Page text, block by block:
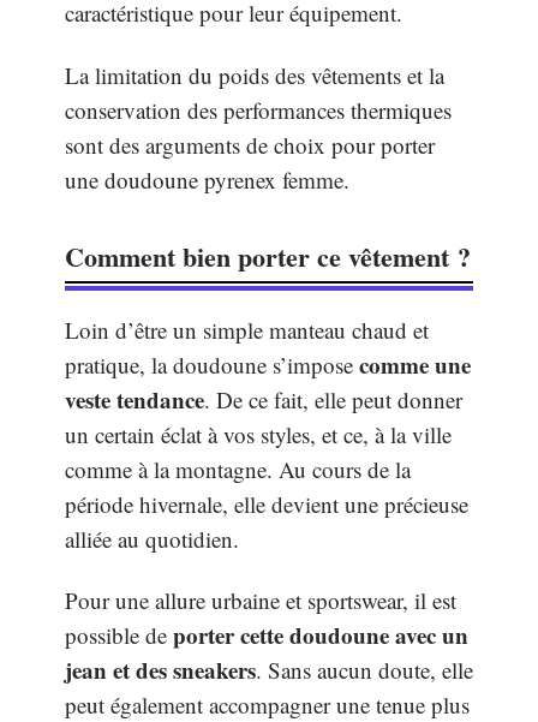
caractéristique pour leur équipement.
La limitation du poids des vêtements et la
conservation des performances thermiques
sont des arguments de choix pour porter
une doudoune pyrenex femme.
Comment bien porter ce vêtement ?
Loin d’être un simple manteau chaud et
pratique, la doudoune s’impose comme une
veste tendance. De ce fait, elle peut donner
un certain éclat à vos styles, et ce, à la ville
comme à la montagne. Au cours de la
période hivernale, elle devient une précieuse
alliée au quotidien.
Pour une allure urbaine et sportswear, il est
possible de porter cette doudoune avec un
jean et des sneakers. Sans aucun doute, elle
peut également accompagner une tenue plus